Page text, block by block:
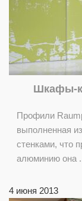
Шкафы-
Профили
выполненная
стенками, что
алюминию она
4 июня 2013